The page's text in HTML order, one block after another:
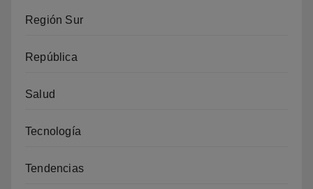
Región Sur
República
Salud
Tecnología
Tendencias